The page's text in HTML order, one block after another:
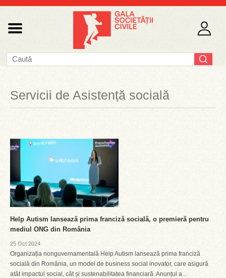
Servicii de Asistență socială
Help Autism lansează prima franciză socială, o premieră pentru
mediul ONG din România
25 Oct 2024
Organizația nonguvernamentală Help Autism lansează prima franciză
socială din România, un model de business social inovator, care asigură
atât impactul social, cât și sustenabilitatea financiară. Anunțul a...